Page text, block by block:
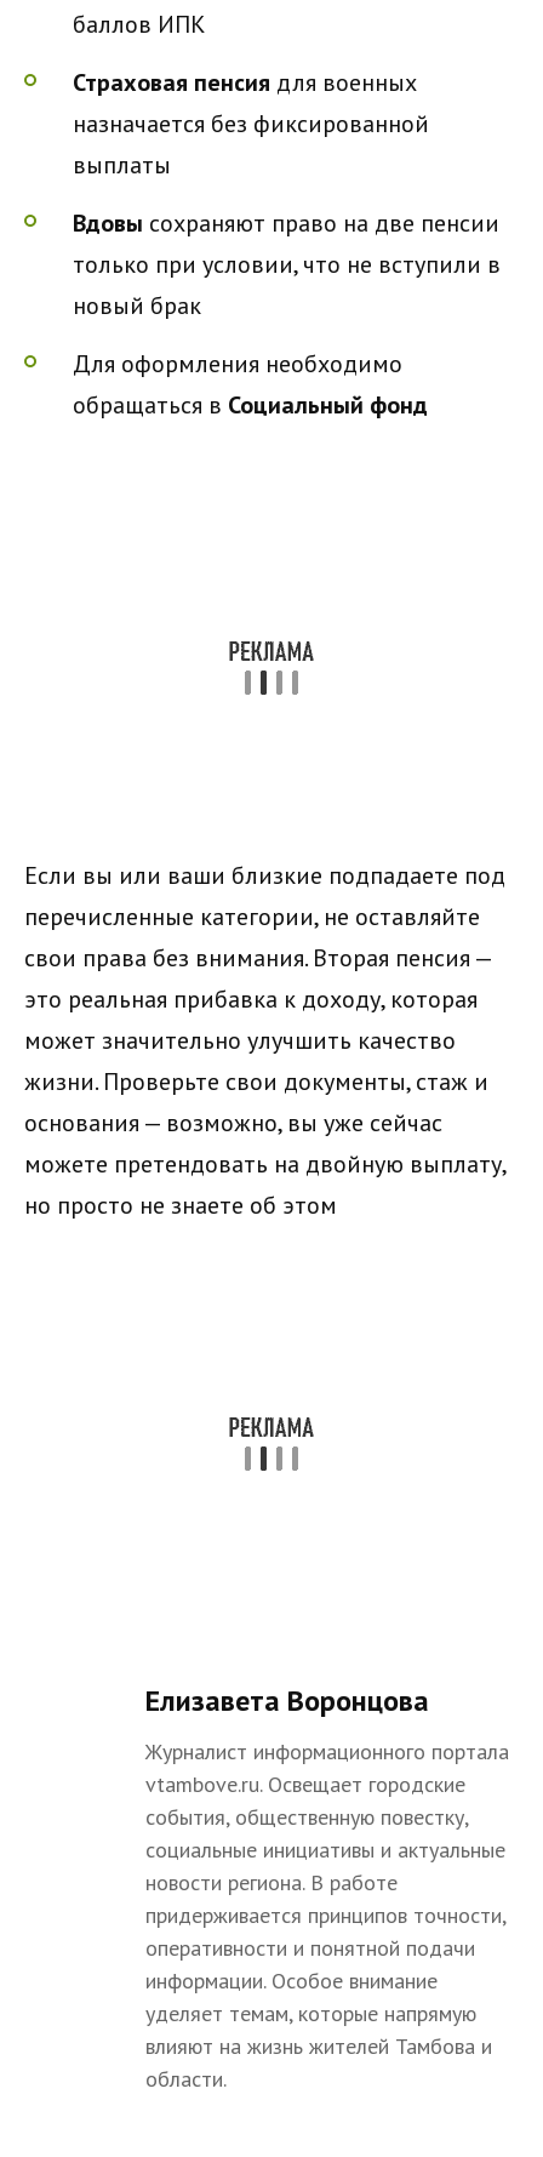
баллов ИПК
Страховая пенсия для военных
назначается без фиксированной
выплаты
Вдовы сохраняют право на две пенсии
только при условии, что не вступили в
новый брак
Для оформления необходимо
обращаться в Социальный фонд
Если вы или ваши близкие подпадаете под
перечисленные категории, не оставляйте
свои права без внимания. Вторая пенсия —
это реальная прибавка к доходу, которая
может значительно улучшить качество
жизни. Проверьте свои документы, стаж и
основания — возможно, вы уже сейчас
можете претендовать на двойную выплату,
но просто не знаете об этом
Елизавета Воронцова
Журналист информационного портала
vtambove.ru. Освещает городские
события, общественную повестку,
социальные инициативы и актуальные
новости региона. В работе
придерживается принципов точности,
оперативности и понятной подачи
информации. Особое внимание
уделяет темам, которые напрямую
влияют на жизнь жителей Тамбова и
области.